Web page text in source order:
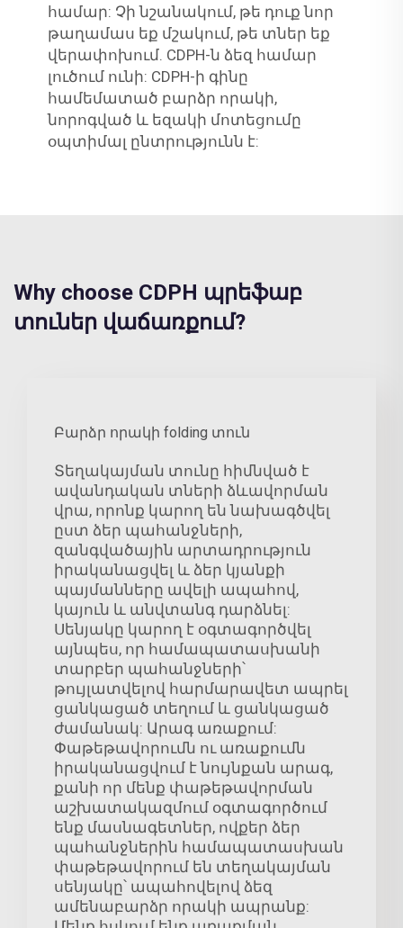
համար: Չի նշանակում, թե դուք նոր
թաղամաս եք մշակում, թե տներ եք
վերափոխում. CDPH-ն ձեզ համար
լուծում ունի: CDPH-ի գինը
համեմատած բարձր որակի,
նորոգված և եզակի մոտեցումը
օպտիմալ ընտրությունն է:
Why choose CDPH պրեֆաբ
տուներ վաճառքում?
Բարձր որակի folding տուն
Տեղակայման տունը հիմնված է
ավանդական տների ձևավորման
վրա, որոնք կարող են նախագծվել
ըստ ձեր պահանջների,
զանգվածային արտադրություն
իրականացվել և ձեր կյանքի
պայմանները ավելի ապահով,
կայուն և անվտանգ դարձնել:
Սենյակը կարող է օգտագործվել
այնպես, որ համապատասխանի
տարբեր պահանջների՝
թույլատվելով հարմարավետ ապրել
ցանկացած տեղում և ցանկացած
ժամանակ: Արագ առաքում:
Փաթեթավորումն ու առաքումն
իրականացվում է նույնքան արագ,
քանի որ մենք փաթեթավորման
աշխատակազմում օգտագործում
ենք մասնագետներ, ովքեր ձեր
պահանջներին համապատասխան
փաթեթավորում են տեղակայման
սենյակը՝ ապահովելով ձեզ
ամենաբարձր որակի ապրանք: